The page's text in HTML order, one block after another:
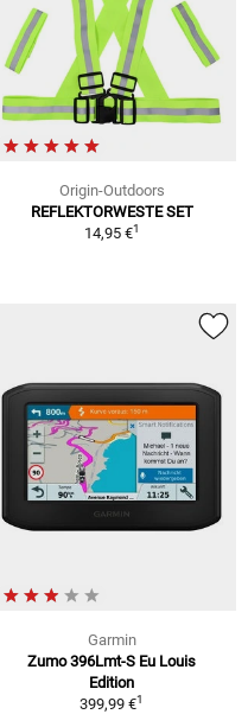
Origin-Outdoors
REFLEKTORWESTE SET
14,95 €1
Garmin
Zumo 396Lmt-S Eu Louis
Edition
399,99 €1